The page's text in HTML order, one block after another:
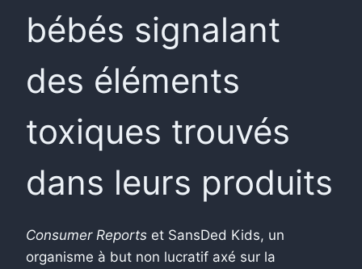
bébés signalant
des éléments
toxiques trouvés
dans leurs produits
Consumer Reports et SansDed Kids, un
organisme à but non lucratif axé sur la